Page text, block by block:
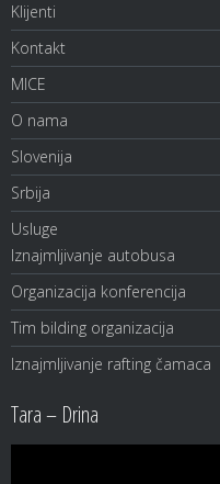
Klijenti
Kontakt
MICE
O nama
Slovenija
Srbija
Usluge
Iznajmljivanje autobusa
Organizacija konferencija
Tim bilding organizacija
Iznajmljivanje rafting čamaca
Tara – Drina